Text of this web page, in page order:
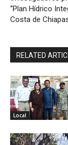
“Plan Hídrico
Costa de
RELATED
Local